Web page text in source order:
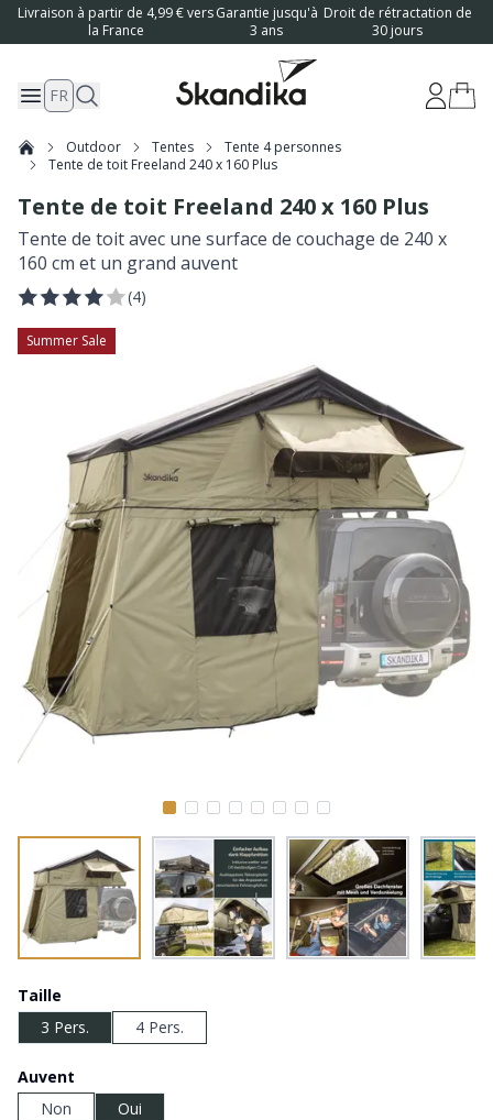
Livraison à partir de 4,99 € vers
la France
Garantie jusqu'à
3 ans
Droit de rétractation de
30 jours
FR
Outdoor Tentes
Tente 4 personnes
Tente de toit Freeland 240 x 160 Plus
Tente de toit Freeland 240 x 160 Plus
Tente de toit avec une surface de couchage de 240 x
160 cm et un grand auvent
(4)
Summer Sale
Taille
3 Pers.
4 Pers.
Auvent
Non
Oui